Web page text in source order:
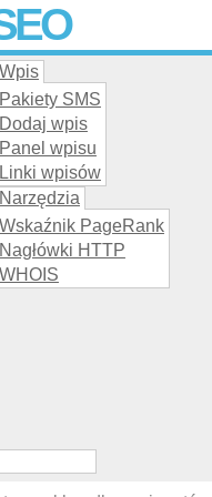
WWW –
za darmo!
Wpis
Pakiety SMS
Dodaj wpis
Panel wpisu
Linki wpisów
Narzędzia
Wskaźnik PageRank
Nagłówki HTTP
WHOIS